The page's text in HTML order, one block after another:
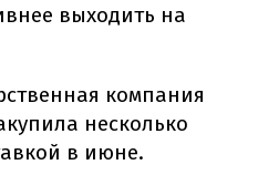
выходить на
компания
несколько
в июне.